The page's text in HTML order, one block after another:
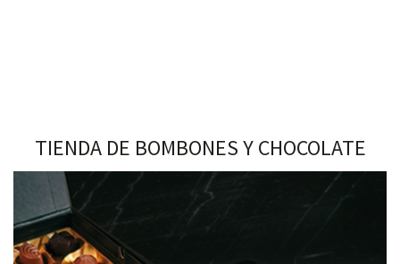
TIENDA DE BOMBONES Y CHOCOLATE